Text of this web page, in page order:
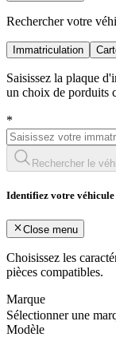
Rechercher votre
Immatriculation
Saisissez la plaque
un choix de porduits
*
Rechercher le
Identifiez votre véhicule
Close menu
Choisissez les
pièces compatibles.
Marque
Sélectionner une
Modèle